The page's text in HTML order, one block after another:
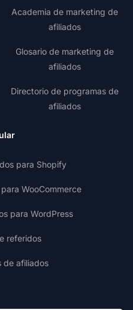
Academia de marketing de
afiliados
Glosario de marketing de
afiliados
Directorio de programas de
afiliados
para Shopify
WooCommerce
para WordPress
referidos
de afiliados